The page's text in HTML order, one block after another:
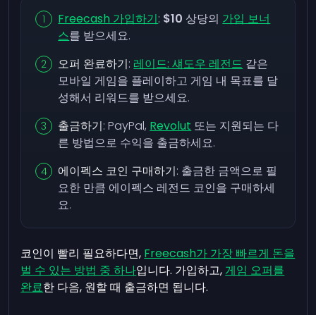
Freecash 가입하기: $10 상당의 가입 보너
스를 받으세요.
오퍼 완료하기: 레이드: 섀도우 레전드 같은
모바일 게임을 플레이하고 게임 내 목표를 달
성해서 리워드를 받으세요.
출금하기: PayPal, Revolut 또는 지원되는 다
른 방법으로 수익을 출금하세요.
에이펙스 코인 구매하기: 출금한 금액으로 필
요한 만큼 에이펙스 레전드 코인을 구매하세
요.
코인이 빨리 필요하다면, Freecash가 가장 빠르게 돈을
벌 수 있는 방법 중 하나입니다. 가입하고, 게임 오퍼를
완료한 다음, 원할 때 출금하면 됩니다.